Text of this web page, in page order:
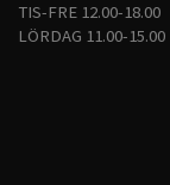
TIS-FRE 12.00-18.00
LÖRDAG 11.00-15.00